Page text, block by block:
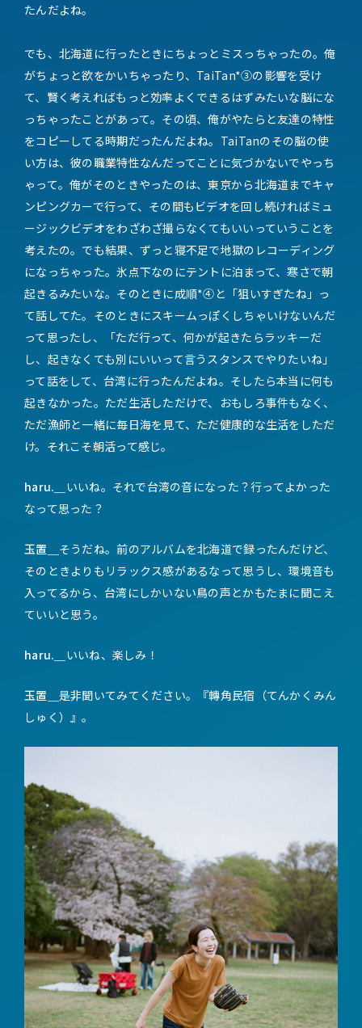
たんだよね。
でも、北海道に行ったときにちょっとミスっちゃったの。俺
がちょっと欲をかいちゃったり、TaiTan*③の影響を受け
て、賢く考えればもっと効率よくできるはずみたいな脳にな
っちゃったことがあって。その頃、俺がやたらと友達の特性
をコピーしてる時期だったんだよね。TaiTanのその脳の使
い方は、彼の職業特性なんだってことに気づかないでやっち
ゃって。俺がそのときやったのは、東京から北海道までキャ
ンピングカーで行って、その間もビデオを回し続ければミュ
ージックビデオをわざわざ撮らなくてもいいっていうことを
考えたの。でも結果、ずっと寝不足で地獄のレコーディング
になっちゃった。氷点下なのにテントに泊まって、寒さで朝
起きるみたいな。そのときに成順*④と「狙いすぎたね」っ
て話してた。そのときにスキームっぽくしちゃいけないんだ
って思ったし、「ただ行って、何かが起きたらラッキーだ
し、起きなくても別にいいって言うスタンスでやりたいね」
って話をして、台湾に行ったんだよね。そしたら本当に何も
起きなかった。ただ生活しただけで、おもしろ事件もなく、
ただ漁師と一緒に毎日海を見て、ただ健康的な生活をしただ
け。それこそ朝活って感じ。
haru.＿ いいね。それで台湾の音になった？行ってよかった
なって思った？
玉置＿ そうだね。前のアルバムを北海道で録ったんだけど、
そのときよりもリラックス感があるなって思うし、環境音も
入ってるから、台湾にしかいない鳥の声とかもたまに聞こえ
ていいと思う。
haru.＿ いいね、楽しみ！
玉置＿ 是非聞いてみてください。『轉角民宿（てんかくみん
しゅく）』。